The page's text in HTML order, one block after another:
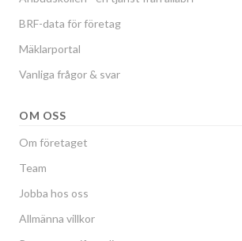
BRF-data för företag
Mäklarportal
Vanliga frågor & svar
OM OSS
Om företaget
Team
Jobba hos oss
Allmänna villkor